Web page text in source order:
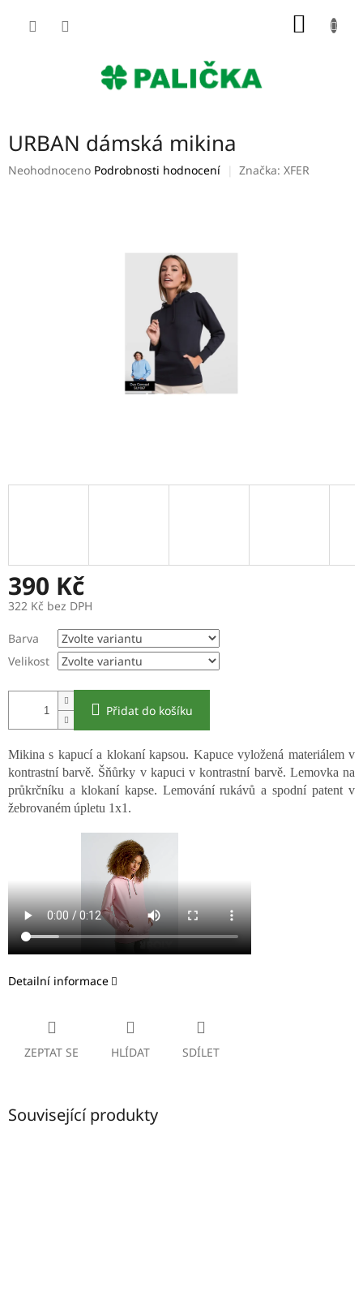
URBAN dámská mikina
Průměrné
Neohodnoceno Podrobnosti hodnocení Značka: XFER
390 Kč
322 Kč bez DPH
cena:
Barva
Velikost
Přidat do košíku
Mikina s kapucí a klokaní kapsou. Kapuce vyložená materiálem v
kontrastní barvě. Šňůrky v kapuci v kontrastní barvě. Lemovka na
průkrčníku a klokaní kapse. Lemování rukávů a spodní patent v
žebrovaném úpletu 1x1.
Detailní informace
ZEPTAT SE HLÍDAT SDÍLET
Související produkty